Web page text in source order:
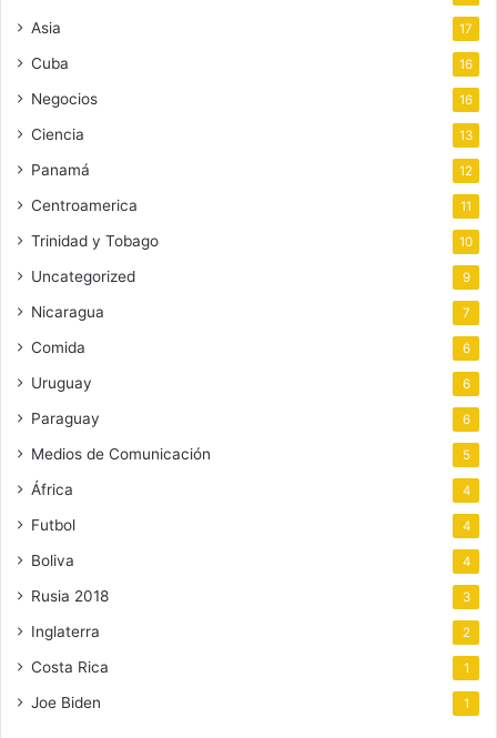
Asia 17
Cuba 16
Negocios 16
Ciencia 13
Panamá 12
Centroamerica 11
Trinidad y Tobago 10
Uncategorized 9
Nicaragua 7
Comida 6
Uruguay 6
Paraguay 6
Medios de Comunicación 5
África 4
Futbol 4
Boliva 4
Rusia 2018 3
Inglaterra 2
Costa Rica 1
Joe Biden 1